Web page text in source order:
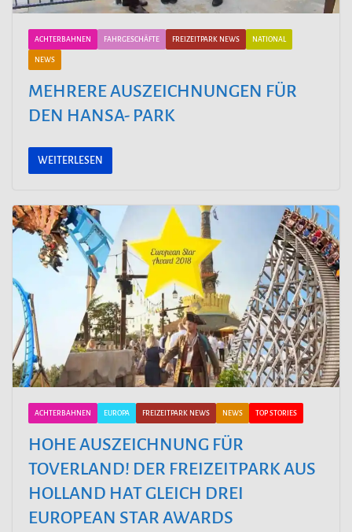
ACHTERBAHNEN FAHRGESCHÄFTE FREIZEITPARK NEWS NATIONAL
NEWS
MEHRERE AUSZEICHNUNGEN FÜR
DEN HANSA- PARK
WEITERLESEN
ACHTERBAHNEN EUROPA FREIZEITPARK NEWS NEWS TOP STORIES
HOHE AUSZEICHNUNG FÜR
TOVERLAND! DER FREIZEITPARK AUS
HOLLAND HAT GLEICH DREI
EUROPEAN STAR AWARDS